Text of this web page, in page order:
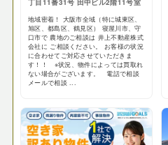
地域密着！ 大阪市全域（特に城東区、
旭区、都島区、鶴見区） 寝屋川市、守
口市で 農地のご相談は 井上不動産株式
会社に ご相談ください。 お客様の状況
に合わせてご対応させていただきま
す！！ ※状況、物件によっては買取れ
ない場合がございます。 電話で相談
メールで相談 ...